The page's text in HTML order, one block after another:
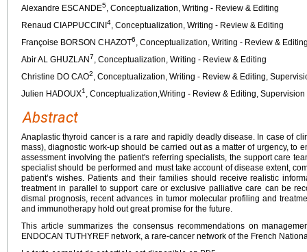
Alexandre ESCANDE5, Conceptualization, Writing - Review & Editing
Renaud CIAPPUCCINI 4, Conceptualization, Writing - Review & Editing
Françoise BORSON CHAZOT6, Conceptualization, Writing - Review &
Abir AL GHUZLAN7, Conceptualization, Writing - Review & Editing
Christine DO CAO2, Conceptualization, Writing - Review & Editing,
Julien HADOUX1 , Conceptualization,Writing - Review & Editing, Supervision
Abstract
Anaplastic thyroid cancer is a rare and rapidly deadly disease. In case of
mass), diagnostic work-up should be carried out as a matter of urgency, to
assessment involving the patient's referring specialists, the support care
specialist should be performed and must take account of disease extent,
patient’s wishes. Patients and their families should receive realistic
treatment in parallel to support care or exclusive palliative care can be
dismal prognosis, recent advances in tumor molecular profiling and
and immunotherapy hold out great promise for the future.
This article summarizes the consensus recommendations on
ENDOCAN TUTHYREF network, a rare-cancer network of the French